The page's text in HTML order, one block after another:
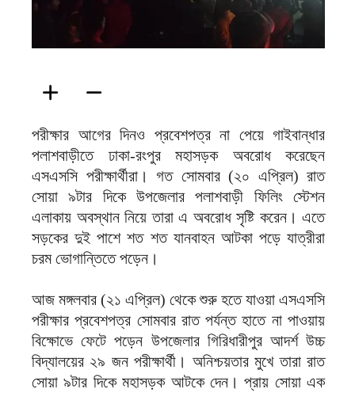
পরীক্ষার আগের দিনও প্রবেশপত্র না পেয়ে গাইবান্ধার
পলাশবাড়ীতে ঢাকা-রংপুর মহাসড়ক অবরোধ করেছেন
এসএসসি পরীক্ষার্থীরা। গত সোমবার (২০ এপ্রিল) রাত
সোয়া ৯টার দিকে উপজেলার পলাশবাড়ী ফিলিং স্টেশন
এলাকায় অবস্থান নিয়ে তারা এ অবরোধ সৃষ্টি করেন। এতে
সড়কের দুই পাশে শত শত যানবাহন আটকা পড়ে যাত্রীরা
চরম ভোগান্তিতে পড়েন।
‎আজ মঙ্গলবার (২১ এপ্রিল) থেকে শুরু হতে যাওয়া এসএসসি
পরীক্ষার প্রবেশপত্র সোমবার রাত পর্যন্ত হাতে না পাওয়ায়
বিক্ষোভে ফেটে পড়েন উপজেলার গিরিধারীপুর আদর্শ উচ্চ
বিদ্যালয়ের ২৯ জন পরীক্ষার্থী। অনিশ্চয়তার মুখে তারা রাত
সোয়া ৯টার দিকে মহাসড়ক আটকে দেন। প্রায় সোয়া এক